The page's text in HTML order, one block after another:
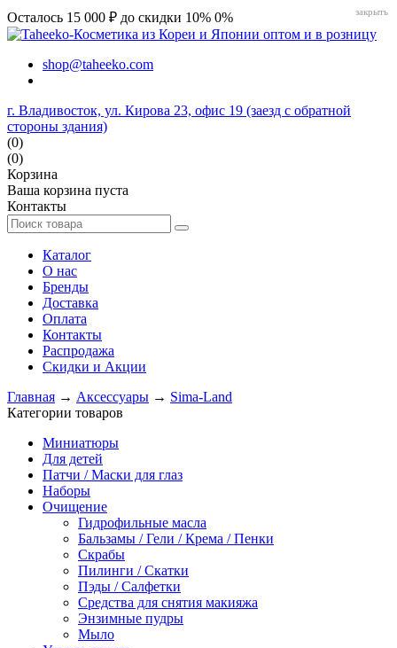
Осталось 15 000 ₽ до скидки 10% 0%
shop@taheeko.com
г. Владивосток, ул. Кирова 23, офис 19 (заезд с обратной
стороны здания)
(0)
(0)
Корзина
Ваша корзина пуста
Контакты
Каталог
О нас
Бренды
Доставка
Оплата
Контакты
Распродажа
Скидки и Акции
Главная → Аксессуары → Sima-Land
Категории товаров
Миниатюры
Для детей
Патчи / Маски для глаз
Наборы
Очищение
Гидрофильные масла
Бальзамы / Гели / Крема / Пенки
Скрабы
Пилинги / Скатки
Пэды / Салфетки
Средства для снятия макияжа
Энзимные пудры
Мыло
закрыть